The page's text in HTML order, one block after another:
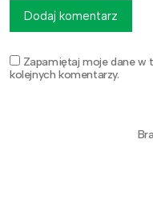
Zapamiętaj moje dane w
kolejnych komentarzy.
Dodaj komentarz